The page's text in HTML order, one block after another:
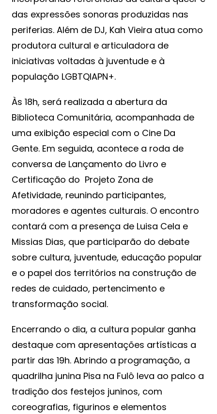
das expressões sonoras produzidas nas
periferias. Além de DJ, Kah Vieira atua como
produtora cultural e articuladora de
iniciativas voltadas à juventude e à
população LGBTQIAPN+.
Às 18h, será realizada a abertura da
Biblioteca Comunitária, acompanhada de
uma exibição especial com o Cine Da
Gente. Em seguida, acontece a roda de
conversa de Lançamento do Livro e
Certificação do Projeto Zona de
Afetividade, reunindo participantes,
moradores e agentes culturais. O encontro
contará com a presença de Luisa Cela e
Missias Dias, que participarão do debate
sobre cultura, juventude, educação popular
e o papel dos territórios na construção de
redes de cuidado, pertencimento e
transformação social.
Encerrando o dia, a cultura popular ganha
destaque com apresentações artísticas a
partir das 19h. Abrindo a programação, a
quadrilha junina Pisa na Fulô leva ao palco a
tradição dos festejos juninos, com
coreografias, figurinos e elementos